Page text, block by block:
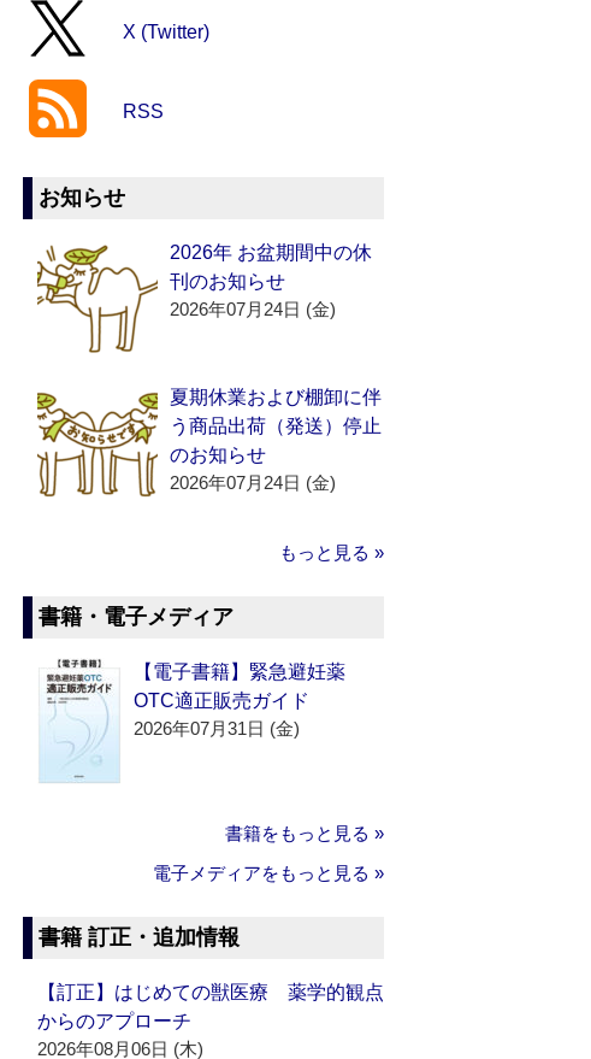
X (Twitter)
RSS
お知らせ
2026年 お盆期間中の休
刊のお知らせ
2026年07月24日 (金)
夏期休業および棚卸に伴
う商品出荷（発送）停止
のお知らせ
2026年07月24日 (金)
もっと見る »
書籍・電子メディア
【電子書籍】緊急避妊薬
OTC適正販売ガイド
2026年07月31日 (金)
書籍をもっと見る »
電子メディアをもっと見る »
書籍 訂正・追加情報
【訂正】はじめての獣医療 薬学的観点
からのアプローチ
2026年08月06日 (木)